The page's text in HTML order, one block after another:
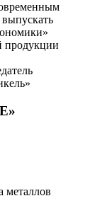
выпускать
продукции
металлов